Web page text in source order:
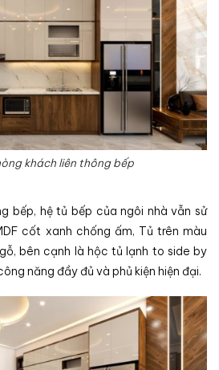
khách liên thông bếp
bếp, hệ tủ bếp của ngôi nhà vẫn sử
cốt xanh chống ấm, Tủ trên màu
bên cạnh là hộc tủ lạnh to side by
năng đầy đủ và phủ kiện hiện đại.